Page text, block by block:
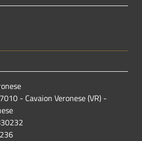
- Cavaion Veronese (VR) -